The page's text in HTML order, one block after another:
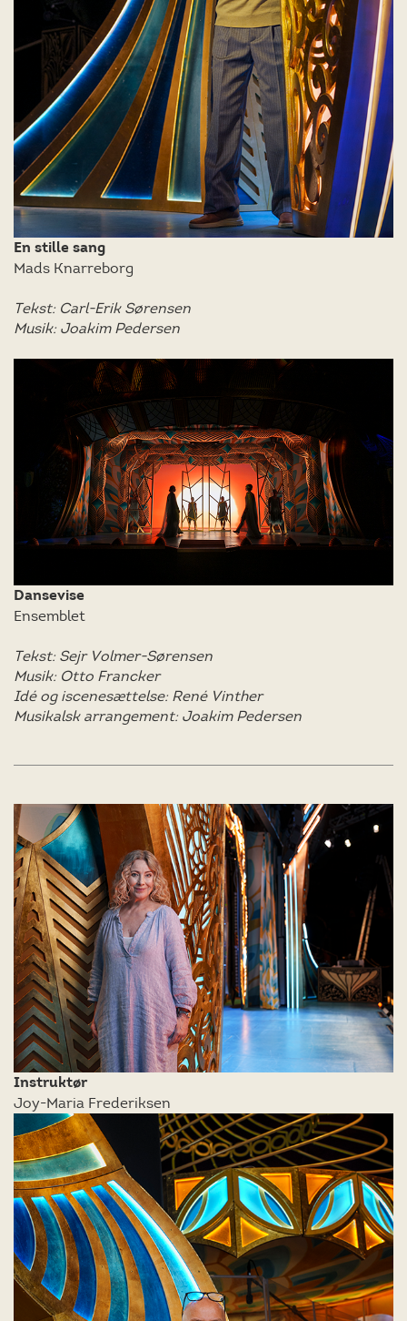
En stille sang
Mads Knarreborg
Tekst: Carl-Erik Sørensen
Musik: Joakim Pedersen
Dansevise
Ensemblet
Tekst: Sejr Volmer-Sørensen
Musik: Otto Francker
Idé og iscenesættelse: René Vinther
Musikalsk arrangement: Joakim Pedersen
Instruktør
Joy-Maria Frederiksen